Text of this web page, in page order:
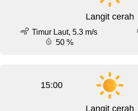
Langit cerah
Timur Laut, 5.3 m/s
50 %
15:00
Langit cerah